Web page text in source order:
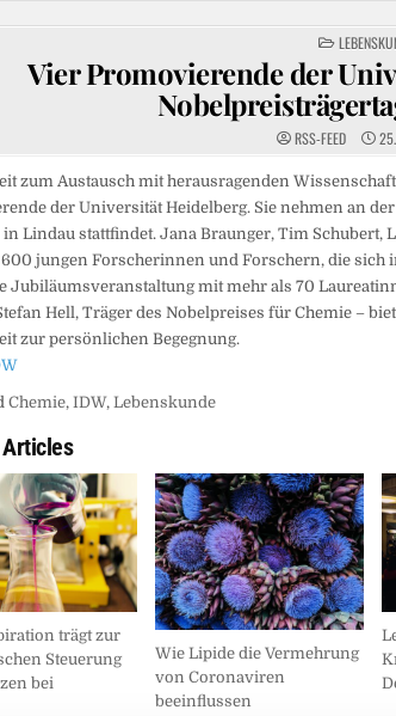
POSTED
IN
Vier Promovierende der
RSS-FEED
zum Austausch mit herausragenden
der Universität Heidelberg. Sie nehmen an
Lindau stattfindet. Jana Braunger, Tim Schubert,
jungen Forscherinnen und Forschern, die sich
Jubiläumsveranstaltung mit mehr als 70
Hell, Träger des Nobelpreises für Chemie –
zur persönlichen Begegnung.
Chemie, IDW, Lebenskunde
trägt zur
Steuerung
bei
Wie Lipide die Vermehrung
von Coronaviren
beeinflussen